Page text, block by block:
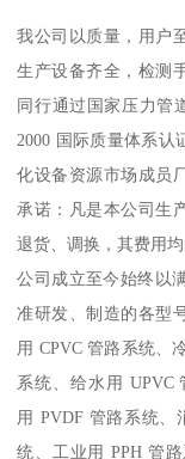
我公司以质量，用户
生产设备齐全，检测
同行通过国家压力管
2000 国际质量体系认
化设备资源市场成员
承诺：凡是本公司生
退货、调换，其费用
公司成立至今始终以
准研发、制造的各型
用 CPVC 管路系统、
系统、给水用 UPVC
用 PVDF 管路系统、
统、工业用 PPH 管